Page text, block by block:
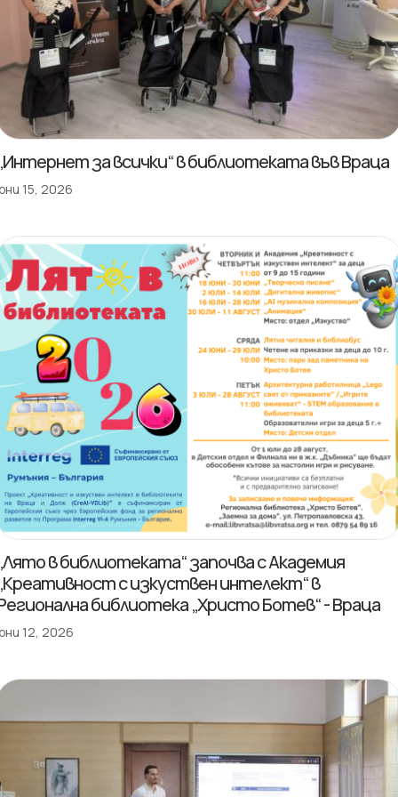
за всички“ в библиотеката във Враца
15, 2026
в библиотеката“ започва с Академия
с изкуствен интелект“ в
библиотека „Христо Ботев“ - Враца
12, 2026